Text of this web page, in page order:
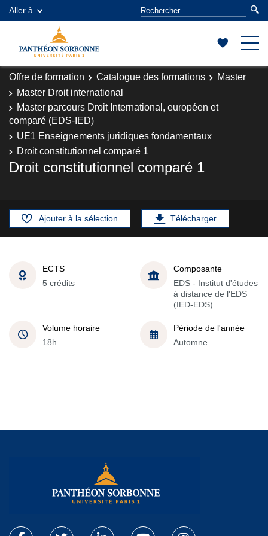
Aller à
Offre de formation Catalogue des formations
Master
Master Droit international
Master parcours Droit International, européen et
comparé (EDS-IED)
UE1 Enseignements juridiques fondamentaux
Droit constitutionnel comparé 1
Droit constitutionnel comparé 1
Ajouter à la sélection Télécharger
ECTS
5 crédits
Composante
EDS - Institut d'études
à distance de l'EDS
(IED-EDS)
Volume horaire
18h
Période de l'année
Automne